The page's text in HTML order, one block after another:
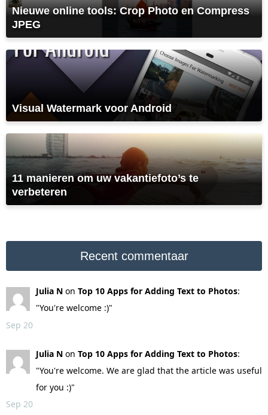
Nieuwe online tools: Crop Photo en Compress
JPEG
Visual Watermark voor Android
11 manieren om uw vakantiefoto’s te
verbeteren
Recent commentaar
Julia N on Top 10 Apps for Adding Text to Photos:
"You're welcome :)"
Sep 20
Julia N on Top 10 Apps for Adding Text to Photos:
"You're welcome. We are glad that the article was useful
for you :)"
Sep 20